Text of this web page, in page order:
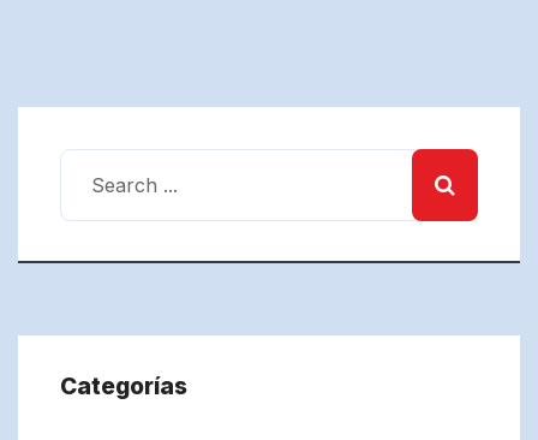
Categorías